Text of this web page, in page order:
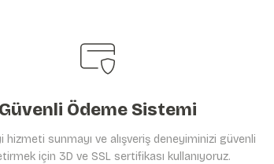
Güvenli Ödeme Sistemi
hizmeti sunmayı ve alışveriş deneyiminizi güvenli
için 3D ve SSL sertifikası kullanıyoruz.